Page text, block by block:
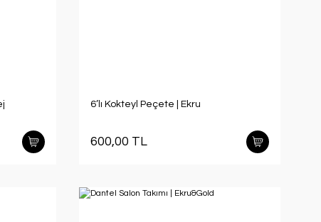
6’lı Kokteyl Peçete | Ekru
600,00 TL